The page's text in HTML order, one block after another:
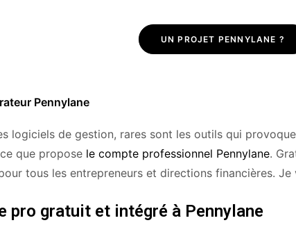
UN PROJET PENNYLANE ?
Pennylane
logiciels de gestion, rares sont les outils qui
que propose le compte professionnel Pennylane.
tous les entrepreneurs et directions financières.
pro gratuit et intégré à Pennylane